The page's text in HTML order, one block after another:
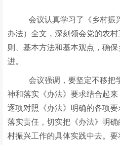
会议认真学习了《乡村振
办法）全文，深刻领会党的农
则、基本方法和基本观点，确
进。
会议强调，要坚定不移把
神和落实《办法》要求结合起
逐项对照《办法》明确的各项要
落实责任，切实把《办法》明
村振兴工作的具体实践中去。要